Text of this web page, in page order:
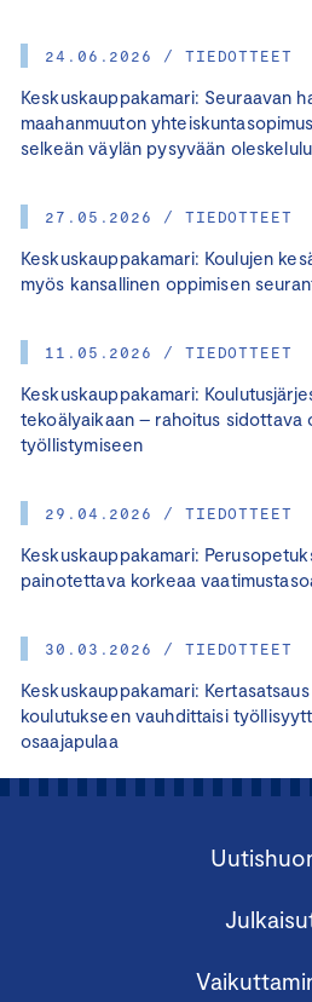
24.06.2026 / TIEDOTTEET
Keskuskauppakamari: Seuraavan
maahanmuuton
selkeän väylän pysyvään
27.05.2026 / TIEDOTTEET
Keskuskauppakamari: Koulujen
myös kansallinen oppimisen
11.05.2026 / TIEDOTTEET
Keskuskauppakamari:
tekoälyaikaan – rahoitus sidottava
työllistymiseen
29.04.2026 / TIEDOTTEET
Keskuskauppakamari:
painotettava korkeaa
30.03.2026 / TIEDOTTEET
Keskuskauppakamari:
koulutukseen vauhdittaisi
osaajapulaa